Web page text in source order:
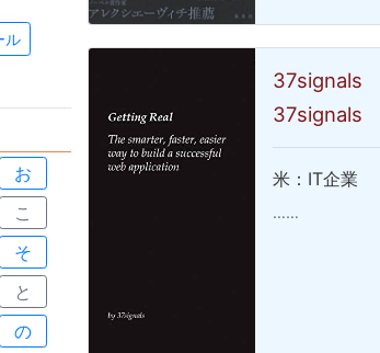
ル
お
こ
そ
と
の
37signals
37signals
米：IT企業
……